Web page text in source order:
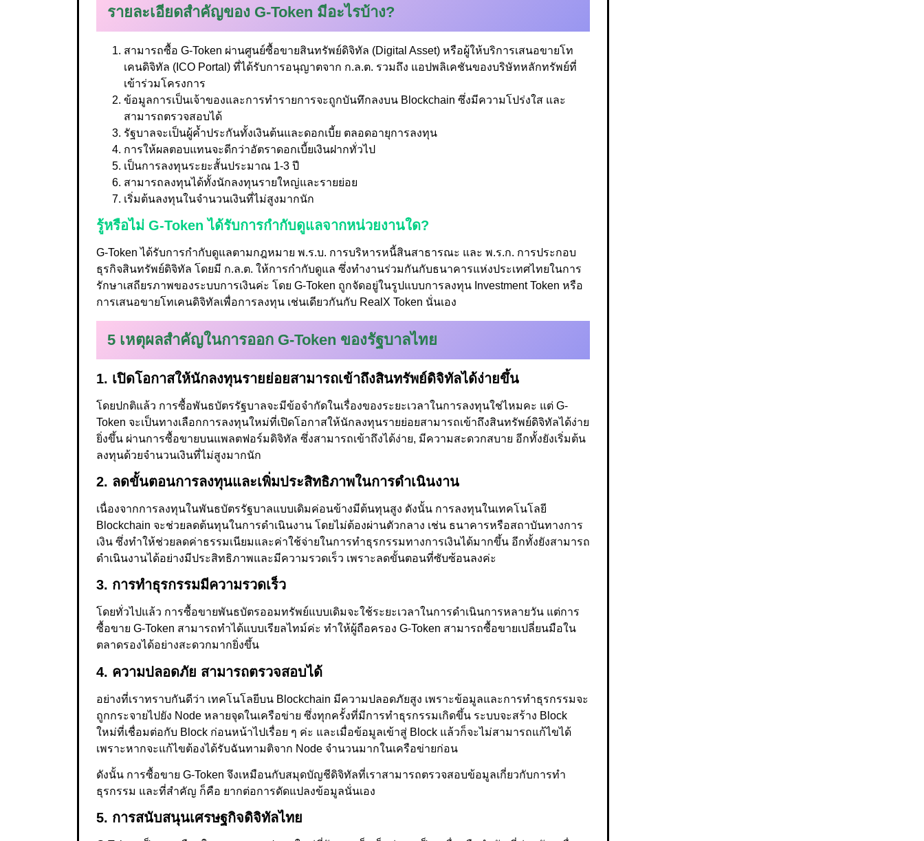
รายละเอียดสำคัญของ G-Token มีอะไรบ้าง?
สามารถซื้อ G-Token ผ่านศูนย์ซื้อขายสินทรัพย์ดิจิทัล (Digital Asset) หรือผู้ให้บริการเสนอขายโท
เคนดิจิทัล (ICO Portal) ที่ได้รับการอนุญาตจาก ก.ล.ต. รวมถึง แอปพลิเคชันของบริษัทหลักทรัพย์ที่
เข้าร่วมโครงการ
ข้อมูลการเป็นเจ้าของและการทำรายการจะถูกบันทึกลงบน Blockchain ซึ่งมีความโปร่งใส และ
สามารถตรวจสอบได้
รัฐบาลจะเป็นผู้ค้ำประกันทั้งเงินต้นและดอกเบี้ย ตลอดอายุการลงทุน
การให้ผลตอบแทนจะดีกว่าอัตราดอกเบี้ยเงินฝากทั่วไป
เป็นการลงทุนระยะสั้นประมาณ 1-3 ปี
สามารถลงทุนได้ทั้งนักลงทุนรายใหญ่และรายย่อย
เริ่มต้นลงทุนในจำนวนเงินที่ไม่สูงมากนัก
รู้หรือไม่ G-Token ได้รับการกำกับดูแลจากหน่วยงานใด?
G-Token ได้รับการกำกับดูแลตามกฎหมาย พ.ร.บ. การบริหารหนี้สินสาธารณะ และ พ.ร.ก. การประกอบ
ธุรกิจสินทรัพย์ดิจิทัล โดยมี ก.ล.ต. ให้การกำกับดูแล ซึ่งทำงานร่วมกันกับธนาคารแห่งประเทศไทยในการ
รักษาเสถียรภาพของระบบการเงินค่ะ โดย G-Token ถูกจัดอยู่ในรูปแบบการลงทุน Investment Token หรือ
การเสนอขายโทเคนดิจิทัลเพื่อการลงทุน เช่นเดียวกันกับ RealX Token นั่นเอง
5 เหตุผลสำคัญในการออก G-Token ของรัฐบาลไทย
1. เปิดโอกาสให้นักลงทุนรายย่อยสามารถเข้าถึงสินทรัพย์ดิจิทัลได้ง่ายขึ้น
โดยปกติแล้ว การซื้อพันธบัตรรัฐบาลจะมีข้อจำกัดในเรื่องของระยะเวลาในการลงทุนใช่ไหมคะ แต่ G-
Token จะเป็นทางเลือกการลงทุนใหม่ที่เปิดโอกาสให้นักลงทุนรายย่อยสามารถเข้าถึงสินทรัพย์ดิจิทัลได้ง่าย
ยิ่งขึ้น ผ่านการซื้อขายบนแพลตฟอร์มดิจิทัล ซึ่งสามารถเข้าถึงได้ง่าย, มีความสะดวกสบาย อีกทั้งยังเริ่มต้น
ลงทุนด้วยจำนวนเงินที่ไม่สูงมากนัก
2. ลดขั้นตอนการลงทุนและเพิ่มประสิทธิภาพในการดำเนินงาน
เนื่องจากการลงทุนในพันธบัตรรัฐบาลแบบเดิมค่อนข้างมีต้นทุนสูง ดังนั้น การลงทุนในเทคโนโลยี
Blockchain จะช่วยลดต้นทุนในการดำเนินงาน โดยไม่ต้องผ่านตัวกลาง เช่น ธนาคารหรือสถาบันทางการ
เงิน ซึ่งทำให้ช่วยลดค่าธรรมเนียมและค่าใช้จ่ายในการทำธุรกรรมทางการเงินได้มากขึ้น อีกทั้งยังสามารถ
ดำเนินงานได้อย่างมีประสิทธิภาพและมีความรวดเร็ว เพราะลดขั้นตอนที่ซับซ้อนลงค่ะ
3. การทำธุรกรรมมีความรวดเร็ว
โดยทั่วไปแล้ว การซื้อขายพันธบัตรออมทรัพย์แบบเดิมจะใช้ระยะเวลาในการดำเนินการหลายวัน แต่การ
ซื้อขาย G-Token สามารถทำได้แบบเรียลไทม์ค่ะ ทำให้ผู้ถือครอง G-Token สามารถซื้อขายเปลี่ยนมือใน
ตลาดรองได้อย่างสะดวกมากยิ่งขึ้น
4. ความปลอดภัย สามารถตรวจสอบได้
อย่างที่เราทราบกันดีว่า เทคโนโลยีบน Blockchain มีความปลอดภัยสูง เพราะข้อมูลและการทำธุรกรรมจะ
ถูกกระจายไปยัง Node หลายจุดในเครือข่าย ซึ่งทุกครั้งที่มีการทำธุรกรรมเกิดขึ้น ระบบจะสร้าง Block
ใหม่ที่เชื่อมต่อกับ Block ก่อนหน้าไปเรื่อย ๆ ค่ะ และเมื่อข้อมูลเข้าสู่ Block แล้วก็จะไม่สามารถแก้ไขได้
เพราะหากจะแก้ไขต้องได้รับฉันทามติจาก Node จำนวนมากในเครือข่ายก่อน
ดังนั้น การซื้อขาย G-Token จึงเหมือนกับสมุดบัญชีดิจิทัลที่เราสามารถตรวจสอบข้อมูลเกี่ยวกับการทำ
ธุรกรรม และที่สำคัญ ก็คือ ยากต่อการดัดแปลงข้อมูลนั่นเอง
5. การสนับสนุนเศรษฐกิจดิจิทัลไทย